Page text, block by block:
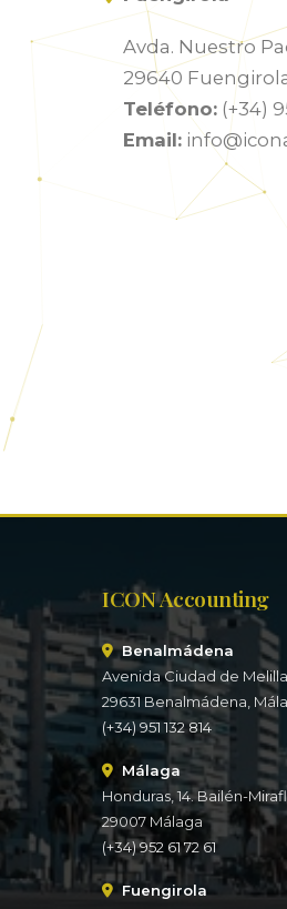
Avda. Nuestro
29640
Teléfono: (+34)
Email:
ICON Accounting
Benalmádena
Avenida Ciudad de
29631 Benalmádena,
(+34) 951 132 814
Málaga
Honduras, 14. Bailén-
29007 Málaga
(+34) 952 61 72 61
Fuengirola